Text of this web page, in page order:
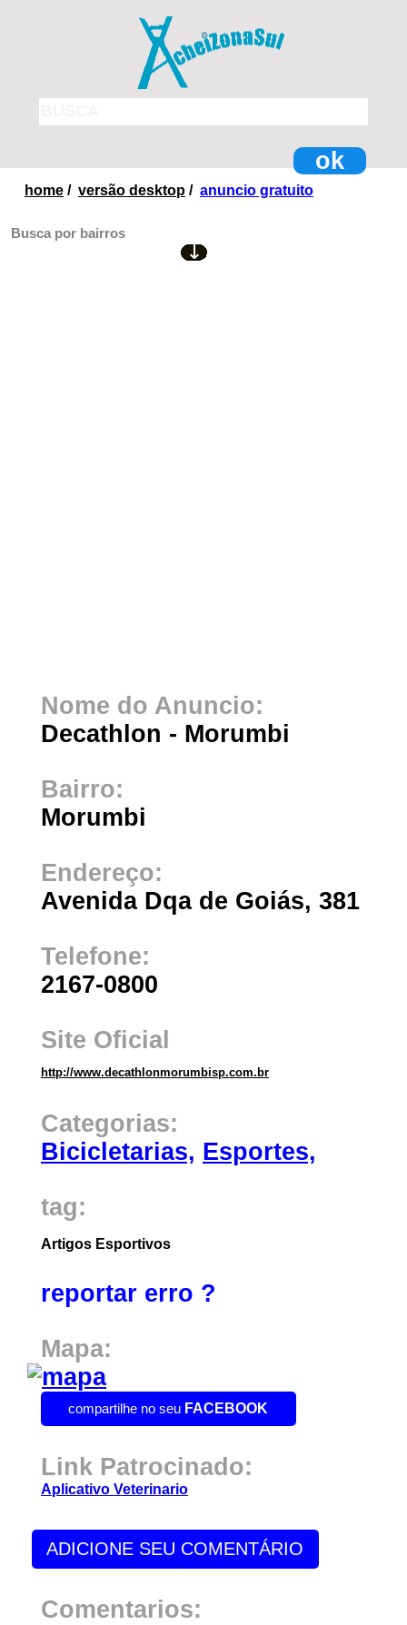
ok
home / versão desktop / anuncio gratuito
Busca por bairros
Nome do Anuncio:
Decathlon - Morumbi
Bairro:
Morumbi
Endereço:
Avenida Dqa de Goiás, 381
Telefone:
2167-0800
Site Oficial
http://www.decathlonmorumbisp.com.br
Categorias:
Bicicletarias, Esportes,
tag:
Artigos Esportivos
reportar erro ?
Mapa:
compartilhe no seu FACEBOOK
Link Patrocinado:
Aplicativo Veterinario
ADICIONE SEU COMENTÁRIO
Comentarios: